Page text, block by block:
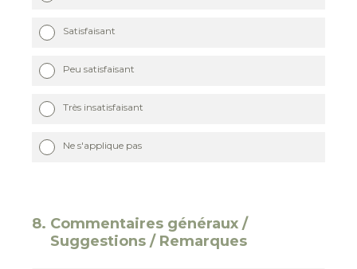
Satisfaisant
Peu satisfaisant
Très insatisfaisant
Ne s'applique pas
8. Commentaires généraux /
Suggestions / Remarques